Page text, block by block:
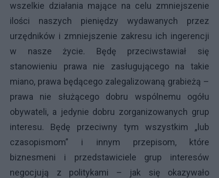
wszelkie działania mające na celu zmniejszenie
ilości naszych pieniędzy wydawanych przez
urzędników i zmniejszenie zakresu ich ingerencji
w nasze życie. Będę przeciwstawiał się
stanowieniu prawa nie zasługującego na takie
miano, prawa będącego zalegalizowaną grabieżą –
prawa nie służącego dobru wspólnemu ogółu
obywateli, a jedynie dobru zorganizowanych grup
interesu. Będę przeciwny tym wszystkim „lub
czasopismom” i innym przepisom, które
biznesmeni i przedstawiciele grup interesów
negocjują z politykami – jak się okazywało